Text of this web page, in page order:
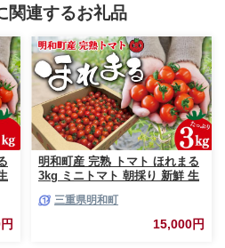
期保管 備蓄 防災 災害 食料 キャン
プ BBQ 健康 美容 キャンプ飯 ア
ソート 食べ比べ EPA ＞
関連するお礼品
明和町産 完熟 トマト ほれまる
3kg ミニトマト 朝採り 新鮮 生
三重県明和町
15,000円